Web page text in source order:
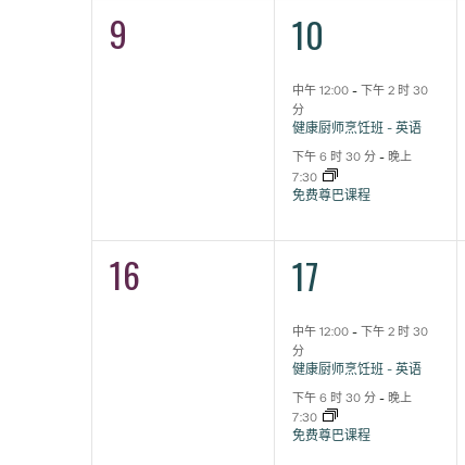
0
9
2
活
动,
10
中午 12:00 - 下午 2 时 30
分
健康厨师烹饪班 - 英语
下午 6 时 30 分 - 晚上
7:30
免费尊巴课程
0
16
2
活
动,
17
中午 12:00 - 下午 2 时 30
分
健康厨师烹饪班 - 英语
下午 6 时 30 分 - 晚上
7:30
免费尊巴课程